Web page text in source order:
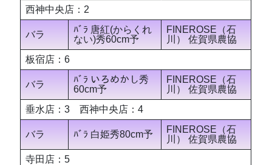
西神中央店：2
バラ
ﾊﾞﾗ 唐紅(からくれ
ない)秀60cm予
FINEROSE（石
川） 佐賀県農協
板宿店：6
バラ
ﾊﾞﾗ いろめかし秀
60cm予
FINEROSE（石
川） 佐賀県農協
垂水店：3 西神中央店：4
バラ ﾊﾞﾗ 白姫秀80cm予
FINEROSE（石
川） 佐賀県農協
寺田店：5